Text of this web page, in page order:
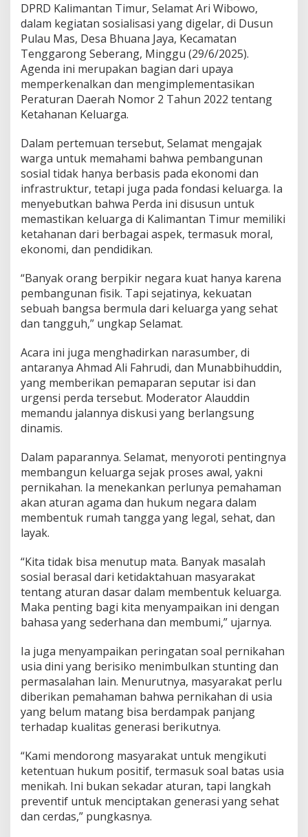
a
t
A
r
i
W
b
o
A
j
a
k
W
a
r
g
a
e
g
g
a
o
n
g
S
e
b
n
g
P
a
h
a
P
e
r
d
a
K
l
t
i
m
DPRD Kalimantan Timur, Selamat Ari Wibowo,
dalam kegiatan sosialisasi yang digelar, di Dusun
Pulau Mas, Desa Bhuana Jaya, Kecamatan
Tenggarong Seberang, Minggu (29/6/2025).
Agenda ini merupakan bagian dari upaya
memperkenalkan dan mengimplementasikan
Peraturan Daerah Nomor 2 Tahun 2022 tentang
Ketahanan Keluarga.
Dalam pertemuan tersebut, Selamat mengajak
warga untuk memahami bahwa pembangunan
sosial tidak hanya berbasis pada ekonomi dan
infrastruktur, tetapi juga pada fondasi keluarga. Ia
menyebutkan bahwa Perda ini disusun untuk
memastikan keluarga di Kalimantan Timur memiliki
ketahanan dari berbagai aspek, termasuk moral,
ekonomi, dan pendidikan.
“Banyak orang berpikir negara kuat hanya karena
pembangunan fisik. Tapi sejatinya, kekuatan
sebuah bangsa bermula dari keluarga yang sehat
dan tangguh,” ungkap Selamat.
Acara ini juga menghadirkan narasumber, di
antaranya Ahmad Ali Fahrudi, dan Munabbihuddin,
yang memberikan pemaparan seputar isi dan
urgensi perda tersebut. Moderator Alauddin
memandu jalannya diskusi yang berlangsung
dinamis.
Dalam paparannya. Selamat, menyoroti pentingnya
membangun keluarga sejak proses awal, yakni
pernikahan. Ia menekankan perlunya pemahaman
akan aturan agama dan hukum negara dalam
membentuk rumah tangga yang legal, sehat, dan
layak.
“Kita tidak bisa menutup mata. Banyak masalah
sosial berasal dari ketidaktahuan masyarakat
tentang aturan dasar dalam membentuk keluarga.
Maka penting bagi kita menyampaikan ini dengan
bahasa yang sederhana dan membumi,” ujarnya.
Ia juga menyampaikan peringatan soal pernikahan
usia dini yang berisiko menimbulkan stunting dan
permasalahan lain. Menurutnya, masyarakat perlu
diberikan pemahaman bahwa pernikahan di usia
yang belum matang bisa berdampak panjang
terhadap kualitas generasi berikutnya.
“Kami mendorong masyarakat untuk mengikuti
ketentuan hukum positif, termasuk soal batas usia
menikah. Ini bukan sekadar aturan, tapi langkah
preventif untuk menciptakan generasi yang sehat
dan cerdas,” pungkasnya.